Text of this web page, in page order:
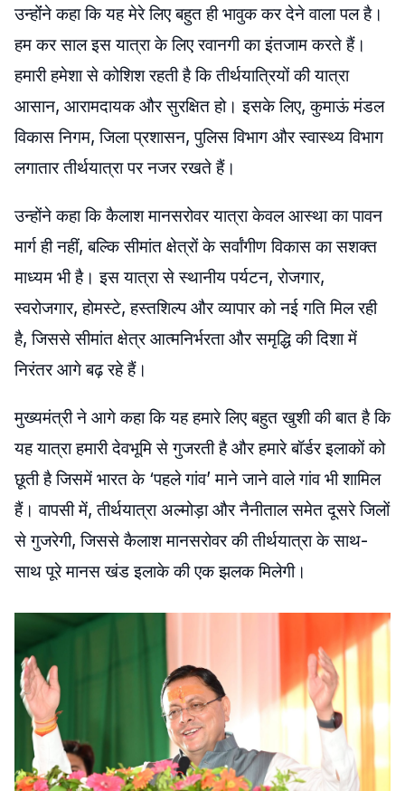
उन्होंंने कहा कि यह मेरे लिए बहुत ही भावुक कर देने वाला पल है।
हम कर साल इस यात्रा के लिए रवानगी का इंतजाम करते हैं।
हमारी हमेशा से कोशिश रहती है कि तीर्थयात्रियों की यात्रा
आसान, आरामदायक और सुरक्षित हो। इसके लिए, कुमाऊं मंडल
विकास निगम, जिला प्रशासन, पुलिस विभाग और स्वास्थ्य विभाग
लगातार तीर्थयात्रा पर नजर रखते हैं।
उन्होंने कहा कि कैलाश मानसरोवर यात्रा केवल आस्था का पावन
मार्ग ही नहीं, बल्कि सीमांत क्षेत्रों के सर्वांगीण विकास का सशक्त
माध्यम भी है। इस यात्रा से स्थानीय पर्यटन, रोजगार,
स्वरोजगार, होमस्टे, हस्तशिल्प और व्यापार को नई गति मिल रही
है, जिससे सीमांत क्षेत्र आत्मनिर्भरता और समृद्धि की दिशा में
निरंतर आगे बढ़ रहे हैं।
मुख्यमंत्री ने आगे कहा कि यह हमारे लिए बहुत खुशी की बात है कि
यह यात्रा हमारी देवभूमि से गुजरती है और हमारे बॉर्डर इलाकों को
छूती है जिसमें भारत के ‘पहले गांव’ माने जाने वाले गांव भी शामिल
हैं। वापसी में, तीर्थयात्रा अल्मोड़ा और नैनीताल समेत दूसरे जिलों
से गुजरेगी, जिससे कैलाश मानसरोवर की तीर्थयात्रा के साथ-
साथ पूरे मानस खंड इलाके की एक झलक मिलेगी।